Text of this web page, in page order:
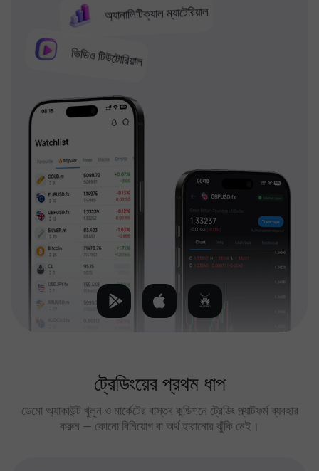
অ্যানালিটিক্যাল ম্যাটেরিয়াল
ভিডিও টিউটোরিয়াল
ট্রেডিংয়ের প্রথম ধাপ
ডেমো অ্যাকাউন্ট খুলুন ও মার্কেটের বাস্তব কন্ডিশনে ট্রেডিং প্ল্যাটফর্ম ব্যবহার
করুন — কোনো বিনিয়োগ বা অর্থ হারানোর ঝুঁকি নেই।